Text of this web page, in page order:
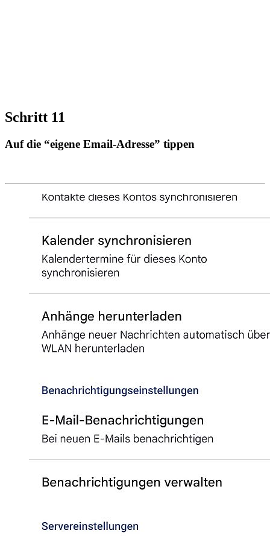
Schritt 11
Auf die “eigene Email-Adresse” tippen